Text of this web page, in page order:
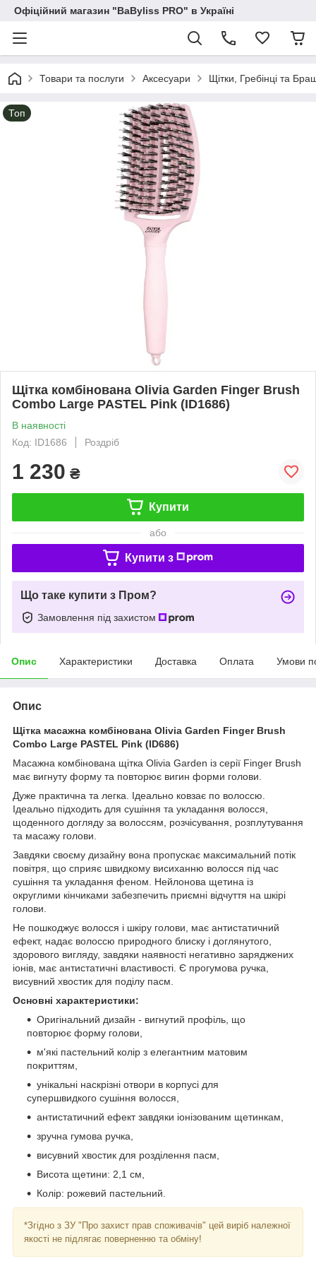
Офіційний магазин "BaByliss PRO" в Україні
Товари та послуги Аксесуари Щітки, Гребінці та
Топ
Щітка комбінована Olivia Garden Finger Brush
Combo Large PASTEL Pink (ID1686)
В наявності
Код: ID1686
Роздріб
1 230 ₴
Купити
або
Купити з
Що таке купити з Пром?
Замовлення під захистом
Опис Характеристики Доставка Оплата Умови
Опис
Щітка масажна комбінована Olivia Garden Finger Brush
Combo Large PASTEL Pink (ID686)
Масажна комбінована щітка Olivia Garden із серії Finger Brush
має вигнуту форму та повторює вигин форми голови.
Дуже практична та легка. Ідеально ковзає по волоссю.
Ідеально підходить для сушіння та укладання волосся,
щоденного догляду за волоссям, розчісування, розплутування
та масажу голови.
Завдяки своєму дизайну вона пропускає максимальний потік
повітря, що сприяє швидкому висиханню волосся під час
сушіння та укладання феном. Нейлонова щетина із
округлими кінчиками забезпечить приємні відчуття на шкірі
голови.
Не пошкоджує волосся і шкіру голови, має антистатичний
ефект, надає волоссю природного блиску і доглянутого,
здорового вигляду, завдяки наявності негативно заряджених
іонів, має антистатичні властивості. Є прогумова ручка,
висувний хвостик для поділу пасм.
Основні характеристики:
Оригінальний дизайн - вигнутий профіль, що
повторює форму голови,
м'які пастельний колір з елегантним матовим
покриттям,
унікальні наскрізні отвори в корпусі для
супершвидкого сушіння волосся,
антистатичний ефект завдяки іонізованим щетинкам,
зручна гумова ручка,
висувний хвостик для розділення пасм,
Висота щетини: 2,1 см,
Колір: рожевий пастельний.
*Згідно з ЗУ "Про захист прав споживачів" цей виріб належної
якості не підлягає поверненню та обміну!